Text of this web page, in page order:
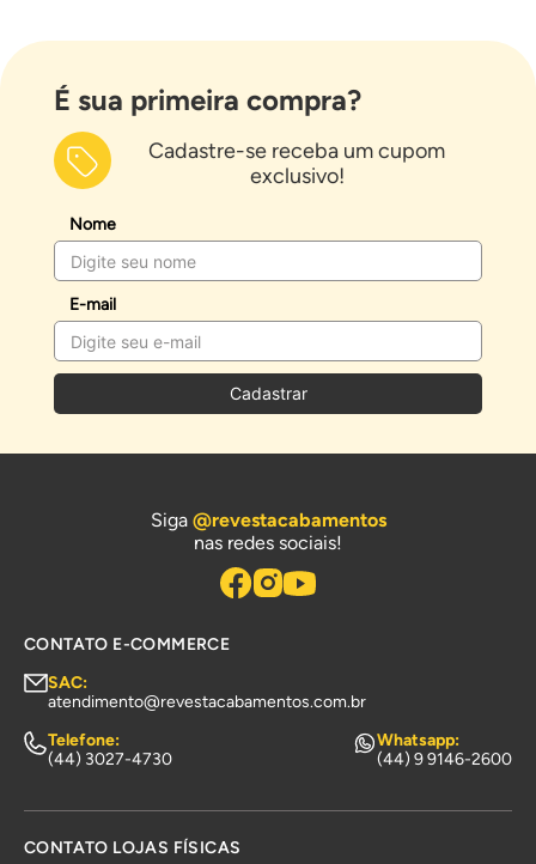
É sua primeira compra?
Cadastre-se receba um cupom
exclusivo!
Nome
E-mail
Cadastrar
Siga @revestacabamentos
nas redes sociais!
CONTATO E-COMMERCE
SAC:
atendimento@revestacabamentos.com.br
Telefone:
(44) 3027-4730
Whatsapp:
(44) 9 9146-2600
CONTATO LOJAS FÍSICAS